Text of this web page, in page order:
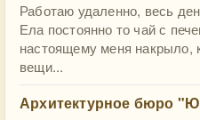
Работаю удаленно, весь
Ела постоянно то чай с
настоящему меня накрыло,
вещи...
​Архитектурное бюро